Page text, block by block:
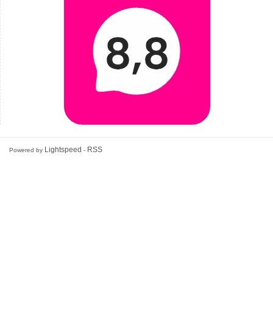
Powered by Lightspeed - RSS